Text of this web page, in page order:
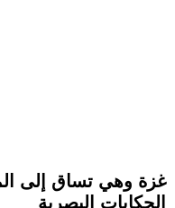
غزة وهي تساق إلى
الحكايات البصرية